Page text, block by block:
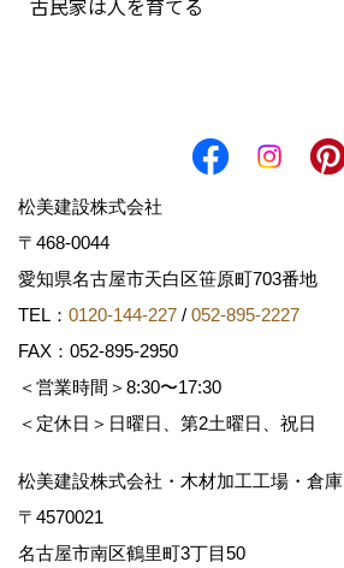
松美建設株式会社
〒468-0044
愛知県名古屋市天白区笹原町703番地
TEL： 0120-144-227 / 052-895-2227
FAX：052-895-2950
＜営業時間＞8:30〜17:30
＜定休日＞日曜日、第2土曜日、祝日
松美建設株式会社・木材加工工場・倉庫
〒4570021
名古屋市南区鶴里町3丁目50